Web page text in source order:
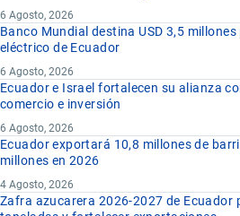
6 Agosto, 2026
Banco Mundial destina USD 3,5
eléctrico de Ecuador
6 Agosto, 2026
Ecuador e Israel fortalecen su alianza
comercio e inversión
6 Agosto, 2026
Ecuador exportará 10,8 millones de
millones en 2026
4 Agosto, 2026
Zafra azucarera 2026-2027 de Ecuador